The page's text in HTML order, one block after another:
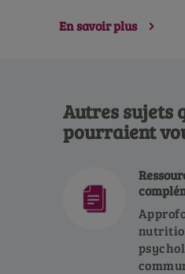
En savoir plus
Autres sujets
pourraient